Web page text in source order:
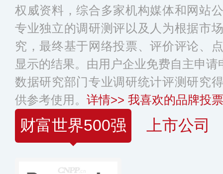
权威资料，综合多家机构媒体和网站
专业独立的调研测评以及人为根据市
究，最终基于网络投票、评价评论、
显示的结果。由用户企业免费自主申
数据研究部门专业调研统计评测研究
供参考使用。 详情>> 我喜欢的品牌投
财富世界500强 上市公司